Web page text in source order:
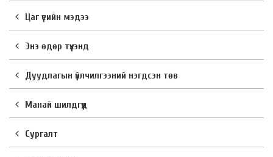
Цаг үеийн мэдээ
Энэ өдөр түүхэнд
Дуудлагын үйлчилгээний нэгдсэн төв
Манай шилдгүүд
Сургалт